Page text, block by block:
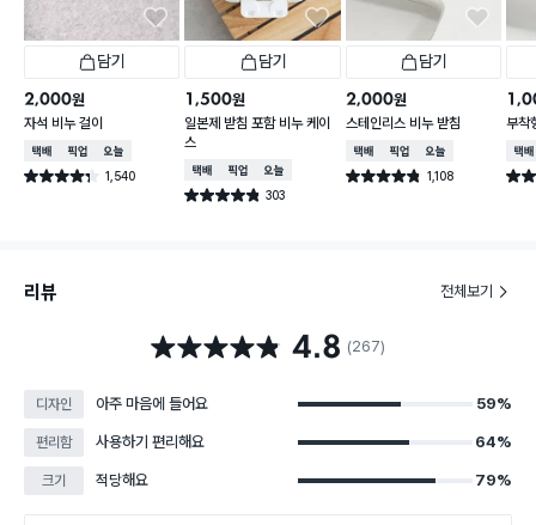
담기
2,000원
자석 비누 걸이
택배배송매장픽업오늘배송
별점 4.3점 1,540
건 작성
담기
1,500원
일본제 받침 포함 비누 케이
스
택배배송매장픽업오늘배송
별점 4.8점 303
건 작성
담기
2,000원
스테인리스 비누 받침
택배배송매장픽업오늘배송
별점 4.8점 1,108
건 작성
부착
택배
별점
리뷰 전체보기
별점 4.8점 4.8 (267)
디자인 아주 마음에 들어요 59%
편리함 사용하기 편리해요 64%
크기 적당해요 79%